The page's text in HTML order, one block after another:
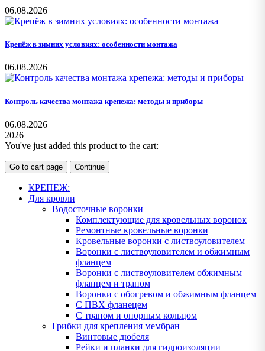
06.08.2026
Крепёж в зимних условиях: особенности монтажа
06.08.2026
Контроль качества монтажа крепежа: методы и приборы
06.08.2026
2026
You've just added this product to the cart:
Go to cart page Continue
КРЕПЕЖ:
Для кровли
Водосточные воронки
Комплектующие для кровельных воронок
Ремонтные кровельные воронки
Кровельные воронки с листвоуловителем
Воронки с листвоуловителем и обжимным
фланцем
Воронки с листвоуловителем обжимным
фланцем и трапом
Воронки с обогревом и обжимным фланцем
С ПВХ фланецем
С трапом и опорным кольцом
Грибки для крепления мембран
Винтовые дюбеля
Рейки и планки для гидроизоляции